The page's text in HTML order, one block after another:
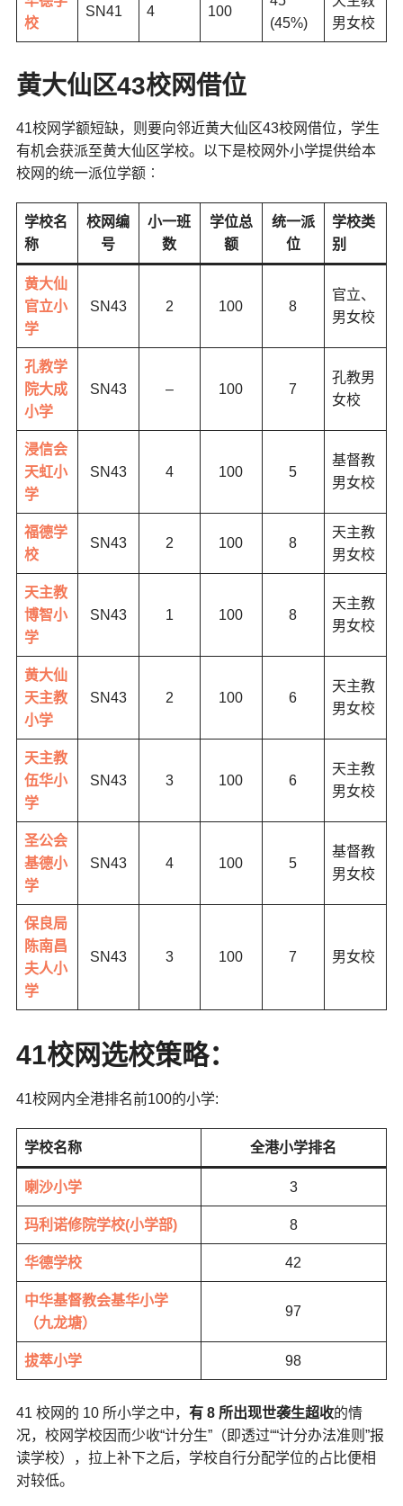
校
SN41 4 100
(45%)
男女校
黄大仙区43校网借位
41校网学额短缺，则要向邻近黄大仙区43校网借位，学生
有机会获派至黄大仙区学校。以下是校网外小学提供给本
校网的统一派位学额︰
学校名
称
校网编
号
小一班
数
学位总
额
统一派
位
学校类
别
黄大仙
官立小
学
SN43 2 100 8
官立、
男女校
孔教学
院大成
小学
SN43 – 100 7
孔教男
女校
浸信会
天虹小
学
SN43 4 100 5
基督教
男女校
福德学
校
SN43 2 100 8
天主教
男女校
天主教
博智小
学
SN43 1 100 8
天主教
男女校
黄大仙
天主教
小学
SN43 2 100 6
天主教
男女校
天主教
伍华小
学
SN43 3 100 6
天主教
男女校
圣公会
基德小
学
SN43 4 100 5
基督教
男女校
保良局
陈南昌
夫人小
学
SN43 3 100 7 男女校
41校网选校策略：
41校网内全港排名前100的小学:
学校名称 全港小学排名
喇沙小学 3
玛利诺修院学校(小学部) 8
华德学校 42
中华基督教会基华小学
（九龙塘）
97
拔萃小学 98
41 校网的 10 所小学之中， 有 8 所出现世袭生超收的情
况，校网学校因而少收“计分生”（即透过““计分办法准则”报
读学校），拉上补下之后，学校自行分配学位的占比便相
对较低。